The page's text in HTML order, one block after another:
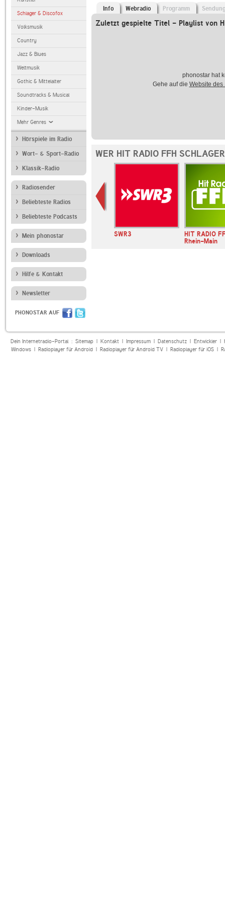
Schlager & Discofox
Volksmusik
Country
Jazz & Blues
Weltmusik
Gothic & Mittelalter
Soundtracks & Musical
Kinder-Musik
Mehr Genres
Hörspiele im Radio
Wort- & Sport-Radio
Klassik-Radio
Radiosender
Beliebteste Radios
Beliebteste Podcasts
Mein phonostar
Downloads
Hilfe & Kontakt
Newsletter
PHONOSTAR AUF
Info Webradio Programm
Zuletzt gespielte Titel - Playlist von
phonostar hat
Gehe auf die Website des
WER HIT RADIO FFH
Radio Köln Dein
Top40 Radio
SWR3
HIT RADIO
Rhein-Main
Dein Internetradio-Portal : Sitemap| Kontakt| Impressum| Datenschutz| Entwickler|
Windows| Radioplayer für Android| Radioplayer für Android TV| Radioplayer für iOS|